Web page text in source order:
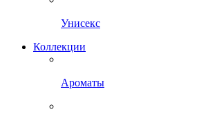
Унисекс
Коллекции
Ароматы